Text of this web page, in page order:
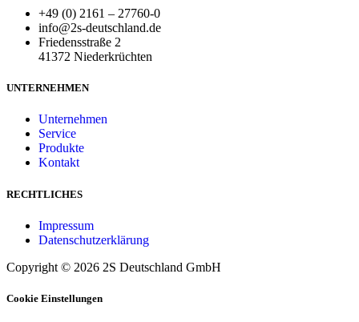
+49 (0) 2161 – 27760-0
info@2s-deutschland.de
Friedensstraße 2
41372 Niederkrüchten
UNTERNEHMEN
Unternehmen
Service
Produkte
Kontakt
RECHTLICHES
Impressum
Datenschutzerklärung
Copyright © 2026 2S Deutschland GmbH
Cookie Einstellungen